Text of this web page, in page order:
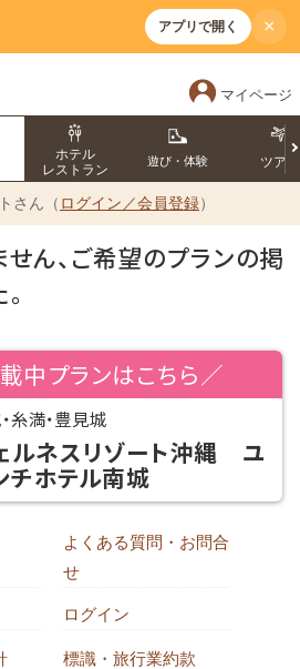
アプリで開く ×
マイページ
ホテル
レストラン
遊び・体験 ツアー
さん（ ログイン／会員登録）
ん、ご希望のプランの掲
中プランはこちら／
糸満・豊見城
ルネスリゾート沖縄 ユ
チホテル南城
よくある質問・お問合
せ
ログイン
標識・旅行業約款